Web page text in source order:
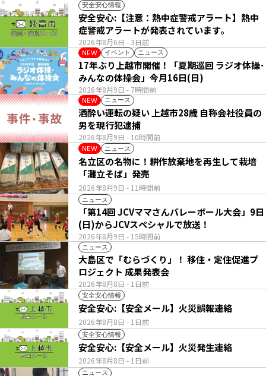
安全安心情報
2026年8月6日 - 3日前
安全安心:【注意：熱中症警戒アラート】熱中
症警戒アラートが発表されています。
NEW イベント ニュース
2026年8月9日 - 7時間前
17年ぶり上越市開催！「夏期巡回 ラジオ体操･
みんなの体操会」今月16日(日)
NEW ニュース
2026年8月9日 - 10時間前
酒酔い運転の疑い 上越市28歳 自称会社役員の
男を現行犯逮捕
NEW ニュース
2026年8月9日 - 11時間前
名立区の名物に！耕作放棄地を再生して栽培
「灘立そば」発売
ニュース
2026年8月9日 - 15時間前
「第14回 JCVママさんバレーボール大会」9日
(日)からJCVスペシャルで放送！
ニュース
2026年8月8日 - 1日前
大島区で「むらづくり」！ 移住・定住促進プ
ロジェクト 成果発表会
安全安心情報
2026年8月8日 - 1日前
安全安心:【安全メール】火災誤報連絡
安全安心情報
2026年8月8日 - 1日前
安全安心:【安全メール】火災発生連絡
ニュース